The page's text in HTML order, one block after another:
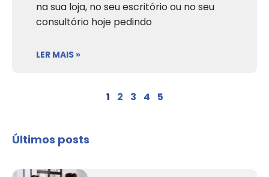
na sua loja, no seu escritório ou no seu
consultório hoje pedindo
LER MAIS »
1 2 3 4 5
Últimos posts